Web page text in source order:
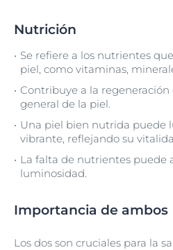
Nutrición
Se refiere a los nutrientes
piel, como vitaminas,
Contribuye a la regeneración
general de la piel.
Una piel bien nutrida puede
vibrante, reflejando su
La falta de nutrientes puede
luminosidad.
Importancia de ambos
Los dos son cruciales para la